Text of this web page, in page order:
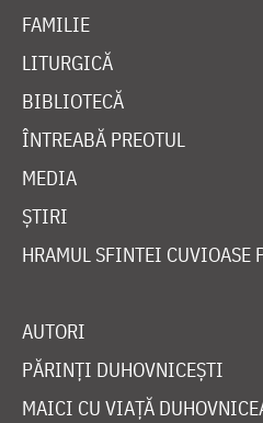
FAMILIE
LITURGICĂ
BIBLIOTECĂ
ÎNTREABĂ PREOTUL
MEDIA
ȘTIRI
HRAMUL SFINTEI CUVIOASE
AUTORI
PĂRINȚI DUHOVNICEȘTI
MAICI CU VIAȚĂ